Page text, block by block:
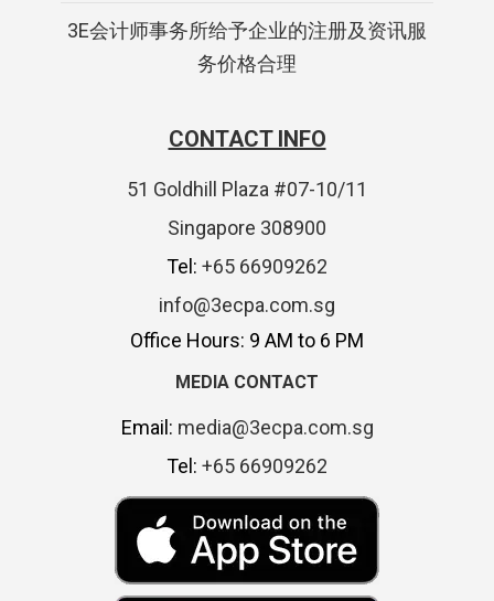
3E会计师事务所给予企业的注册及资讯服
务价格合理
CONTACT INFO
51 Goldhill Plaza #07-10/11
Singapore 308900
Tel: +65 66909262
info@3ecpa.com.sg
Office Hours: 9 AM to 6 PM
MEDIA CONTACT
Email: media@3ecpa.com.sg
Tel: +65 66909262